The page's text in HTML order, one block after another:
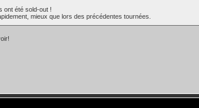
ont été sold-out !
mieux que lors des précédentes tournées.